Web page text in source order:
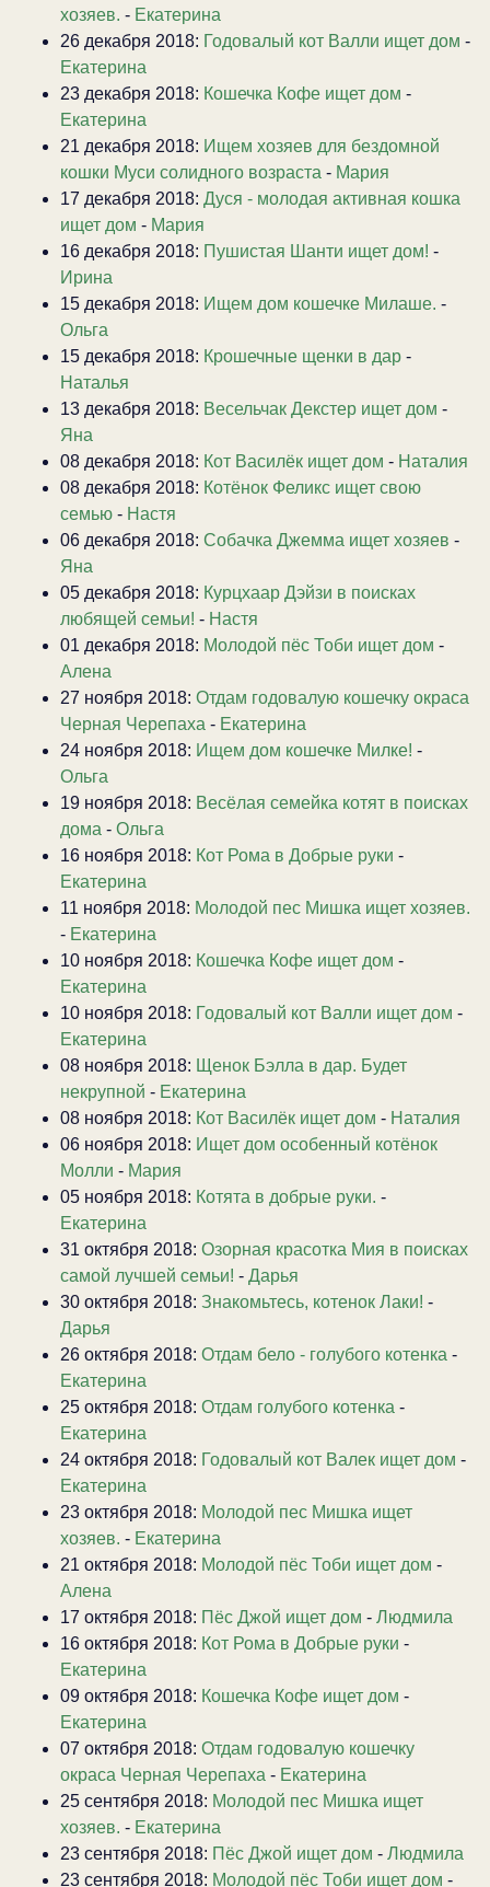
хозяев. - Екатерина
26 декабря 2018: Годовалый кот Валли ищет дом -
Екатерина
23 декабря 2018: Кошечка Кофе ищет дом -
Екатерина
21 декабря 2018: Ищем хозяев для бездомной
кошки Муси солидного возраста - Мария
17 декабря 2018: Дуся - молодая активная кошка
ищет дом - Мария
16 декабря 2018: Пушистая Шанти ищет дом! -
Ирина
15 декабря 2018: Ищем дом кошечке Милаше. -
Ольга
15 декабря 2018: Крошечные щенки в дар -
Наталья
13 декабря 2018: Весельчак Декстер ищет дом -
Яна
08 декабря 2018: Кот Василёк ищет дом - Наталия
08 декабря 2018: Котёнок Феликс ищет свою
семью - Настя
06 декабря 2018: Собачка Джемма ищет хозяев -
Яна
05 декабря 2018: Курцхаар Дэйзи в поисках
любящей семьи! - Настя
01 декабря 2018: Молодой пёс Тоби ищет дом -
Алена
27 ноября 2018: Отдам годовалую кошечку окраса
Черная Черепаха - Екатерина
24 ноября 2018: Ищем дом кошечке Милке! -
Ольга
19 ноября 2018: Весёлая семейка котят в поисках
дома - Ольга
16 ноября 2018: Кот Рома в Добрые руки -
Екатерина
11 ноября 2018: Молодой пес Мишка ищет хозяев.
- Екатерина
10 ноября 2018: Кошечка Кофе ищет дом -
Екатерина
10 ноября 2018: Годовалый кот Валли ищет дом -
Екатерина
08 ноября 2018: Щенок Бэлла в дар. Будет
некрупной - Екатерина
08 ноября 2018: Кот Василёк ищет дом - Наталия
06 ноября 2018: Ищет дом особенный котёнок
Молли - Мария
05 ноября 2018: Котята в добрые руки. -
Екатерина
31 октября 2018: Озорная красотка Мия в поисках
самой лучшей семьи! - Дарья
30 октября 2018: Знакомьтесь, котенок Лаки! -
Дарья
26 октября 2018: Отдам бело - голубого котенка -
Екатерина
25 октября 2018: Отдам голубого котенка -
Екатерина
24 октября 2018: Годовалый кот Валек ищет дом -
Екатерина
23 октября 2018: Молодой пес Мишка ищет
хозяев. - Екатерина
21 октября 2018: Молодой пёс Тоби ищет дом -
Алена
17 октября 2018: Пёс Джой ищет дом - Людмила
16 октября 2018: Кот Рома в Добрые руки -
Екатерина
09 октября 2018: Кошечка Кофе ищет дом -
Екатерина
07 октября 2018: Отдам годовалую кошечку
окраса Черная Черепаха - Екатерина
25 сентября 2018: Молодой пес Мишка ищет
хозяев. - Екатерина
23 сентября 2018: Пёс Джой ищет дом - Людмила
23 сентября 2018: Молодой пёс Тоби ищет дом -